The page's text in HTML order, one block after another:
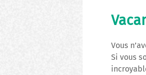
Vous
Si vous